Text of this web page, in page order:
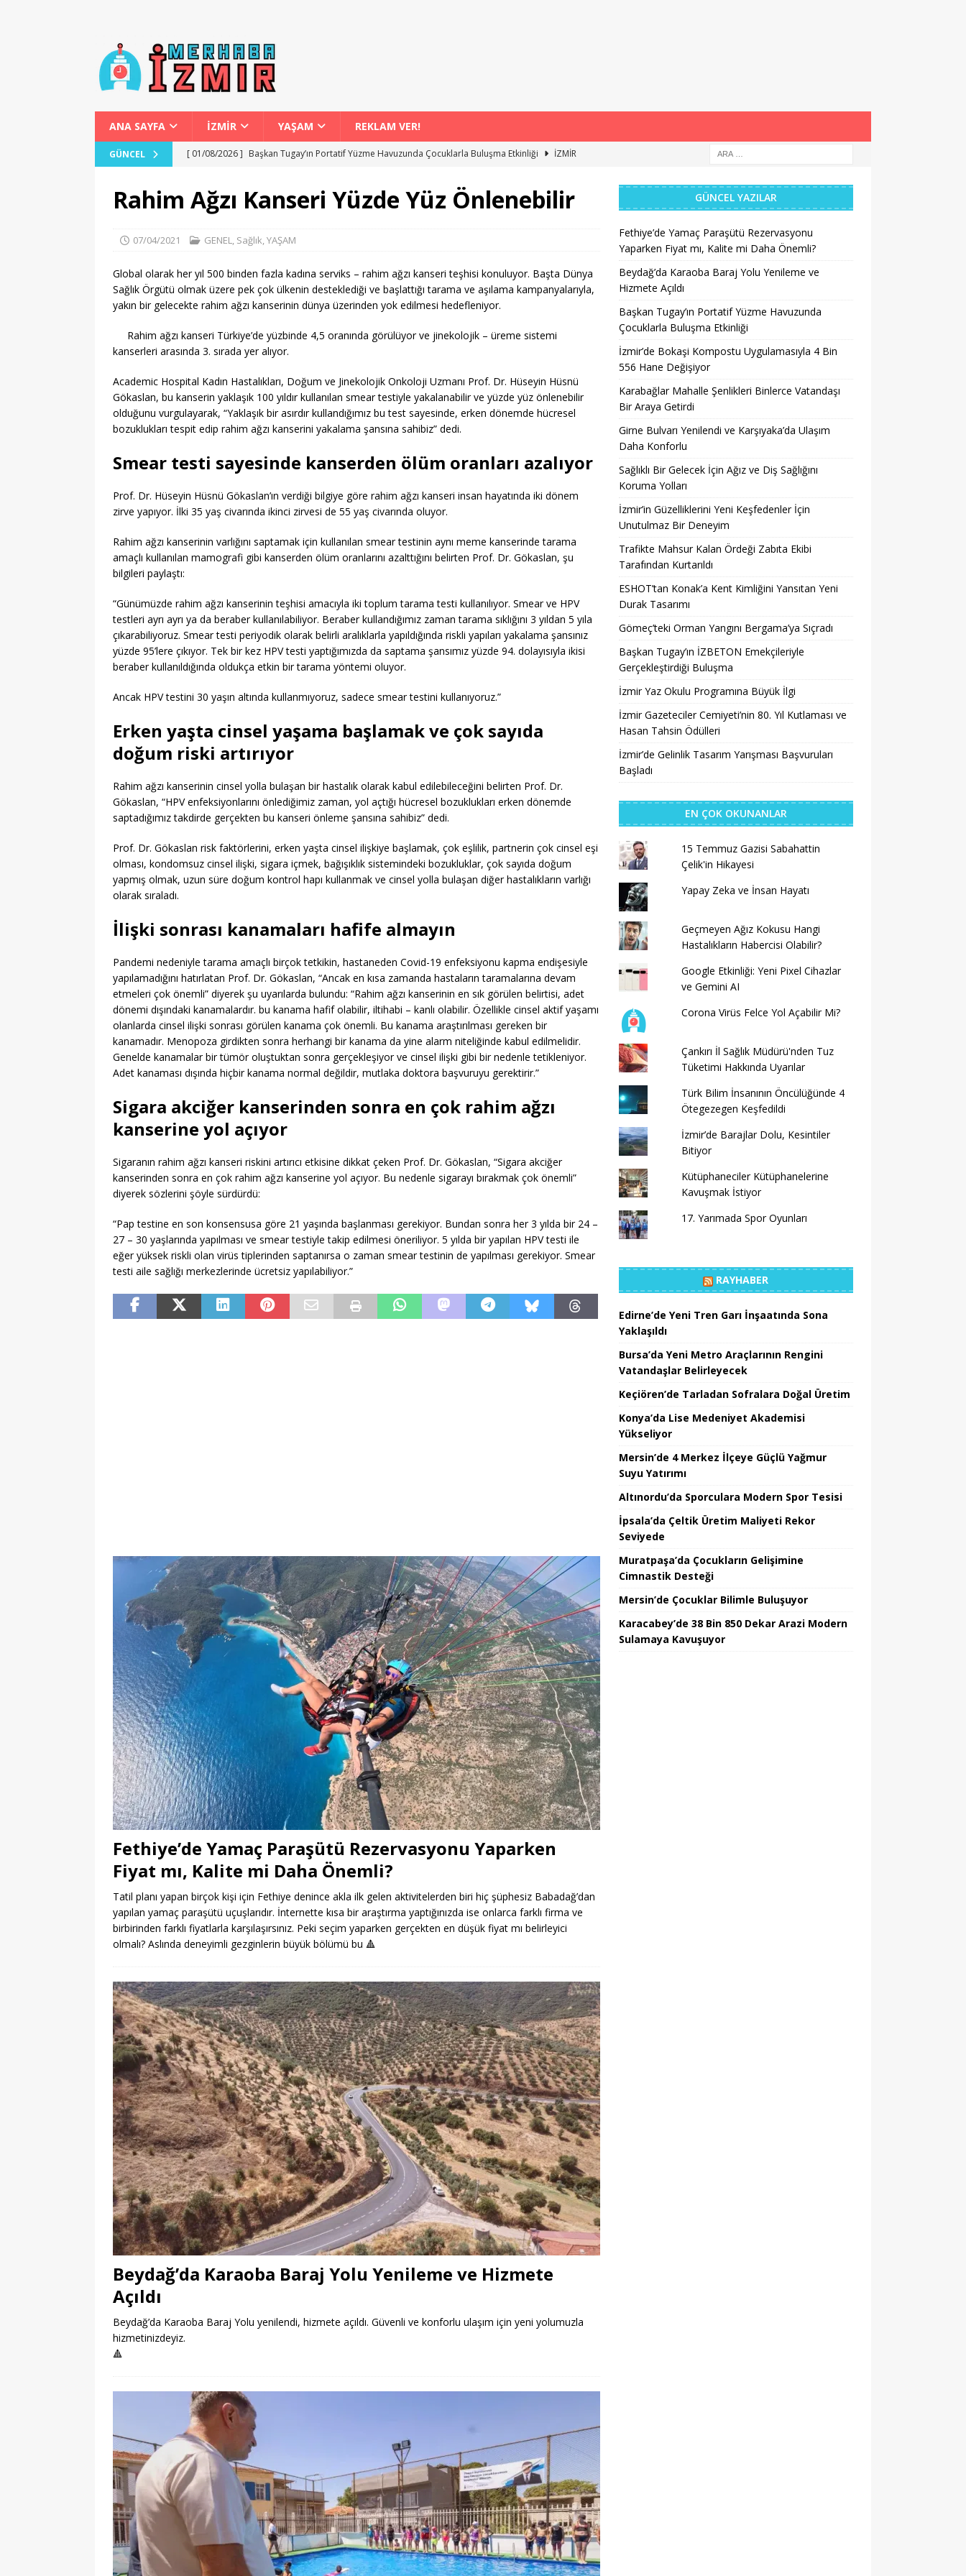
ANA SAYFA İZMİR YAŞAM REKLAM VER!
GÜNCEL [ 01/08/2026 ] Başkan Tugay’ın Portatif Yüzme Havuzunda Çocuklarla Buluşma Etkinliği
İZMİR
[ 31/07/2026 ]
Karabağlar Mahalle Şenlikleri Binlerce Vatandaşı Bir Araya Getirdi
İZMİR
[ 01/08/2026 ] Beydağ’da Karaoba Baraj Yolu Yenileme ve Hizmete Açıldı İZMİR
Rahim Ağzı Kanseri Yüzde Yüz Önlenebilir
07/04/2021 GENEL, Sağlık,YAŞAM
Global olarak her yıl 500 binden fazla kadına serviks – rahim ağzı kanseri teşhisi konuluyor. Başta Dünya
Sağlık Örgütü olmak üzere pek çok ülkenin desteklediği ve başlattığı tarama ve aşılama kampanyalarıyla,
yakın bir gelecekte rahim ağzı kanserinin dünya üzerinden yok edilmesi hedefleniyor.
Rahim ağzı kanseri Türkiye’de yüzbinde 4,5 oranında görülüyor ve jinekolojik – üreme sistemi
kanserleri arasında 3. sırada yer alıyor.
Academic Hospital Kadın Hastalıkları, Doğum ve Jinekolojik Onkoloji Uzmanı Prof. Dr. Hüseyin Hüsnü
Gökaslan, bu kanserin yaklaşık 100 yıldır kullanılan smear testiyle yakalanabilir ve yüzde yüz önlenebilir
olduğunu vurgulayarak, “Yaklaşık bir asırdır kullandığımız bu test sayesinde, erken dönemde hücresel
bozuklukları tespit edip rahim ağzı kanserini yakalama şansına sahibiz” dedi.
Smear testi sayesinde kanserden ölüm oranları azalıyor
Prof. Dr. Hüseyin Hüsnü Gökaslan’ın verdiği bilgiye göre rahim ağzı kanseri insan hayatında iki dönem
zirve yapıyor. İlki 35 yaş civarında ikinci zirvesi de 55 yaş civarında oluyor.
Rahim ağzı kanserinin varlığını saptamak için kullanılan smear testinin aynı meme kanserinde tarama
amaçlı kullanılan mamografi gibi kanserden ölüm oranlarını azalttığını belirten Prof. Dr. Gökaslan, şu
bilgileri paylaştı:
“Günümüzde rahim ağzı kanserinin teşhisi amacıyla iki toplum tarama testi kullanılıyor. Smear ve HPV
testleri ayrı ayrı ya da beraber kullanılabiliyor. Beraber kullandığımız zaman tarama sıklığını 3 yıldan 5 yıla
çıkarabiliyoruz. Smear testi periyodik olarak belirli aralıklarla yapıldığında riskli yapıları yakalama şansınız
yüzde 95’lere çıkıyor. Tek bir kez HPV testi yaptığımızda da saptama şansımız yüzde 94. dolayısıyla ikisi
beraber kullanıldığında oldukça etkin bir tarama yöntemi oluyor.
Ancak HPV testini 30 yaşın altında kullanmıyoruz, sadece smear testini kullanıyoruz.”
Erken yaşta cinsel yaşama başlamak ve çok sayıda
doğum riski artırıyor
Rahim ağzı kanserinin cinsel yolla bulaşan bir hastalık olarak kabul edilebileceğini belirten Prof. Dr.
Gökaslan, “HPV enfeksiyonlarını önlediğimiz zaman, yol açtığı hücresel bozuklukları erken dönemde
saptadığımız takdirde gerçekten bu kanseri önleme şansına sahibiz” dedi.
Prof. Dr. Gökaslan risk faktörlerini, erken yaşta cinsel ilişkiye başlamak, çok eşlilik, partnerin çok cinsel eşi
olması, kondomsuz cinsel ilişki, sigara içmek, bağışıklık sistemindeki bozukluklar, çok sayıda doğum
yapmış olmak, uzun süre doğum kontrol hapı kullanmak ve cinsel yolla bulaşan diğer hastalıkların varlığı
olarak sıraladı.
İlişki sonrası kanamaları hafife almayın
Pandemi nedeniyle tarama amaçlı birçok tetkikin, hastaneden Covid-19 enfeksiyonu kapma endişesiyle
yapılamadığını hatırlatan Prof. Dr. Gökaslan, “Ancak en kısa zamanda hastaların taramalarına devam
etmeleri çok önemli” diyerek şu uyarılarda bulundu: “Rahim ağzı kanserinin en sık görülen belirtisi, adet
dönemi dışındaki kanamalardır. bu kanama hafif olabilir, iltihabi – kanlı olabilir. Özellikle cinsel aktif yaşamı
olanlarda cinsel ilişki sonrası görülen kanama çok önemli. Bu kanama araştırılması gereken bir
kanamadır. Menopoza girdikten sonra herhangi bir kanama da yine alarm niteliğinde kabul edilmelidir.
Genelde kanamalar bir tümör oluştuktan sonra gerçekleşiyor ve cinsel ilişki gibi bir nedenle tetikleniyor.
Adet kanaması dışında hiçbir kanama normal değildir, mutlaka doktora başvuruyu gerektirir.”
Sigara akciğer kanserinden sonra en çok rahim ağzı
kanserine yol açıyor
Sigaranın rahim ağzı kanseri riskini artırıcı etkisine dikkat çeken Prof. Dr. Gökaslan, “Sigara akciğer
kanserinden sonra en çok rahim ağzı kanserine yol açıyor. Bu nedenle sigarayı bırakmak çok önemli”
diyerek sözlerini şöyle sürdürdü:
“Pap testine en son konsensusa göre 21 yaşında başlanması gerekiyor. Bundan sonra her 3 yılda bir 24 –
27 – 30 yaşlarında yapılması ve smear testiyle takip edilmesi öneriliyor. 5 yılda bir yapılan HPV testi ile
eğer yüksek riskli olan virüs tiplerinden saptanırsa o zaman smear testinin de yapılması gerekiyor. Smear
testi aile sağlığı merkezlerinde ücretsiz yapılabiliyor.”
Fethiye’de Yamaç Paraşütü Rezervasyonu Yaparken
Fiyat mı, Kalite mi Daha Önemli?
Tatil planı yapan birçok kişi için Fethiye denince akla ilk gelen aktivitelerden biri hiç şüphesiz Babadağ’dan
yapılan yamaç paraşütü uçuşlarıdır. İnternette kısa bir araştırma yaptığınızda ise onlarca farklı firma ve
birbirinden farklı fiyatlarla karşılaşırsınız. Peki seçim yaparken gerçekten en düşük fiyat mı belirleyici
olmalı? Aslında deneyimli gezginlerin büyük bölümü bu 🔺
Beydağ’da Karaoba Baraj Yolu Yenileme ve Hizmete
Açıldı
Beydağ’da Karaoba Baraj Yolu yenilendi, hizmete açıldı. Güvenli ve konforlu ulaşım için yeni yolumuzla
hizmetinizdeyiz.
🔺
GÜNCEL YAZILAR
Fethiye’de Yamaç Paraşütü Rezervasyonu
Yaparken Fiyat mı, Kalite mi Daha Önemli?
Beydağ’da Karaoba Baraj Yolu Yenileme ve
Hizmete Açıldı
Başkan Tugay’ın Portatif Yüzme Havuzunda
Çocuklarla Buluşma Etkinliği
İzmir’de Bokaşi Kompostu Uygulamasıyla 4 Bin
556 Hane Değişiyor
Karabağlar Mahalle Şenlikleri Binlerce Vatandaşı
Bir Araya Getirdi
Girne Bulvarı Yenilendi ve Karşıyaka’da Ulaşım
Daha Konforlu
Sağlıklı Bir Gelecek İçin Ağız ve Diş Sağlığını
Koruma Yolları
İzmir’in Güzelliklerini Yeni Keşfedenler İçin
Unutulmaz Bir Deneyim
Trafikte Mahsur Kalan Ördeği Zabıta Ekibi
Tarafından Kurtarıldı
ESHOT’tan Konak’a Kent Kimliğini Yansıtan Yeni
Durak Tasarımı
Gömeç’teki Orman Yangını Bergama’ya Sıçradı
Başkan Tugay’ın İZBETON Emekçileriyle
Gerçekleştirdiği Buluşma
İzmir Yaz Okulu Programına Büyük İlgi
İzmir Gazeteciler Cemiyeti’nin 80. Yıl Kutlaması ve
Hasan Tahsin Ödülleri
İzmir’de Gelinlik Tasarım Yarışması Başvuruları
Başladı
EN ÇOK OKUNANLAR
15 Temmuz Gazisi Sabahattin
Çelik'in Hikayesi
Yapay Zeka ve İnsan Hayatı
Geçmeyen Ağız Kokusu Hangi
Hastalıkların Habercisi Olabilir?
Google Etkinliği: Yeni Pixel Cihazlar
ve Gemini AI
Corona Virüs Felce Yol Açabilir Mi?
Çankırı İl Sağlık Müdürü'nden Tuz
Tüketimi Hakkında Uyarılar
Türk Bilim İnsanının Öncülüğünde 4
Ötegezegen Keşfedildi
İzmir’de Barajlar Dolu, Kesintiler
Bitiyor
Kütüphaneciler Kütüphanelerine
Kavuşmak İstiyor
17. Yarımada Spor Oyunları
RAYHABER
Edirne’de Yeni Tren Garı İnşaatında Sona
Yaklaşıldı
Bursa’da Yeni Metro Araçlarının Rengini
Vatandaşlar Belirleyecek
Keçiören’de Tarladan Sofralara Doğal Üretim
Konya’da Lise Medeniyet Akademisi
Yükseliyor
Mersin’de 4 Merkez İlçeye Güçlü Yağmur
Suyu Yatırımı
Altınordu’da Sporculara Modern Spor Tesisi
İpsala’da Çeltik Üretim Maliyeti Rekor
Seviyede
Muratpaşa’da Çocukların Gelişimine
Cimnastik Desteği
Mersin’de Çocuklar Bilimle Buluşuyor
Karacabey’de 38 Bin 850 Dekar Arazi Modern
Sulamaya Kavuşuyor